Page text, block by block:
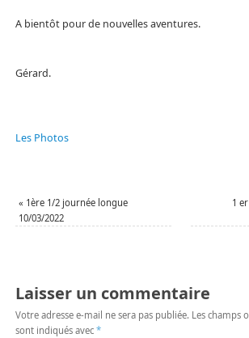
A bientôt pour de nouvelles aventures.
Gérard.
Les Photos
« 1ère 1/2 journée longue
10/03/2022
1
Laisser un commentaire
Votre adresse e-mail ne sera pas publiée. Les champs
sont indiqués avec *